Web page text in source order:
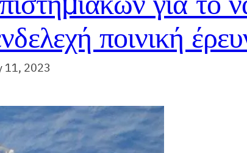
ποινική
11, 2023